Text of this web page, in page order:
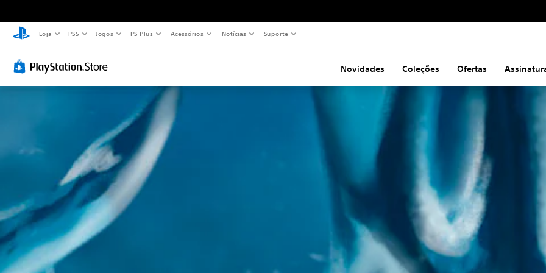
Loja PS5 Jogos PS Plus Acessórios Notícias Suporte
Novidades Coleções Ofertas